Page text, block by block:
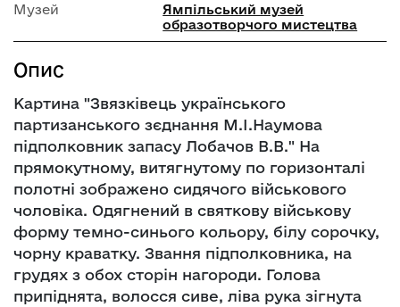
Музей
Ямпільський музей
образотворчого мистецтва
Опис
Картина "Звязківець українського
партизанського зєднання М.І.Наумова
підполковник запасу Лобачов В.В." На
прямокутному, витягнутому по горизонталі
полотні зображено сидячого військового
чоловіка. Одягнений в святкову військову
форму темно-синього кольору, білу сорочку,
чорну краватку. Звання підполковника, на
грудях з обох сторін нагороди. Голова
припіднята, волосся сиве, ліва рука зігнута